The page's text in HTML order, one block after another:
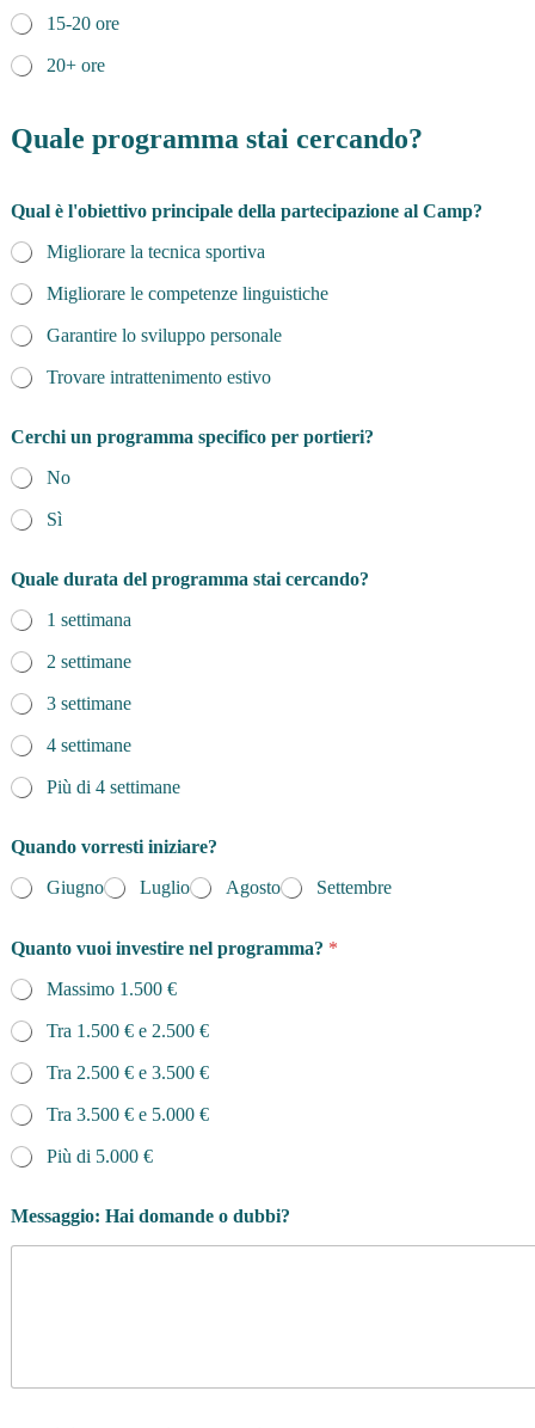
15-20 ore
20+ ore
Quale programma stai cercando?
Qual è l'obiettivo principale della partecipazione al Camp?
Migliorare la tecnica sportiva
Migliorare le competenze linguistiche
Garantire lo sviluppo personale
Trovare intrattenimento estivo
Cerchi un programma specifico per portieri?
No
Sì
Quale durata del programma stai cercando?
1 settimana
2 settimane
3 settimane
4 settimane
Più di 4 settimane
Quando vorresti iniziare?
Giugno
Luglio Agosto Settembre
Quanto vuoi investire nel programma? *
Massimo 1.500 €
Tra 1.500 € e 2.500 €
Tra 2.500 € e 3.500 €
Tra 3.500 € e 5.000 €
Più di 5.000 €
Messaggio: Hai domande o dubbi?